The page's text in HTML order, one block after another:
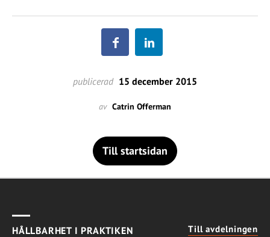
publicerad 15 december 2015
av Catrin Offerman
Till startsidan
HÅLLBARHET I PRAKTIKEN Till avdelningen